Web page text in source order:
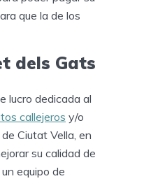
que la de los
dels Gats
lucro dedicada al
callejeros y/o
Ciutat Vella, en
su calidad de
equipo de